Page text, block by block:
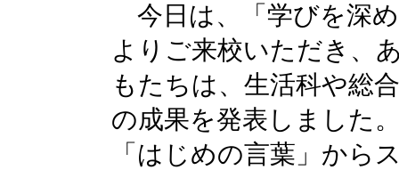
今日は、「学びを深
よりご来校いただき、
もたちは、生活科や総
の成果を発表しました
「はじめの言葉」から